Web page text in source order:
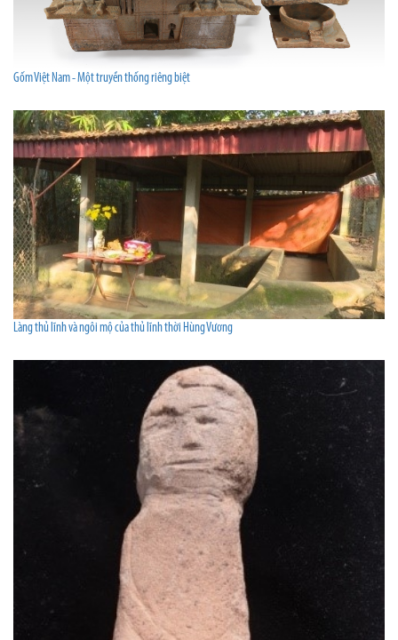
Gốm Việt Nam - Một truyền thống riêng biệt
Làng thủ lĩnh và ngôi mộ của thủ lĩnh thời Hùng Vương